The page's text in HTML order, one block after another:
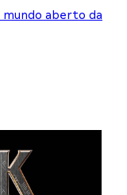
mundo aberto da